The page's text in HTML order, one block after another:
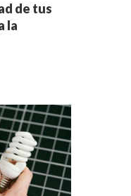
de tus
la